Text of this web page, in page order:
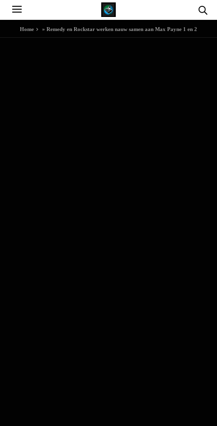
Home » Remedy en Rockstar werken nauw samen aan Max Payne 1 en 2